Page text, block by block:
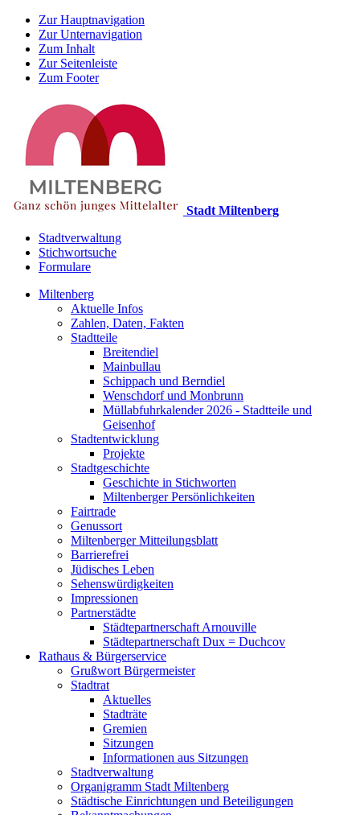
Zur Hauptnavigation
Zur Unternavigation
Zum Inhalt
Zur Seitenleiste
Zum Footer
Stadt Miltenberg
Stadtverwaltung
Stichwortsuche
Formulare
Miltenberg
Aktuelle Infos
Zahlen, Daten, Fakten
Stadtteile
Breitendiel
Mainbullau
Schippach und Berndiel
Wenschdorf und Monbrunn
Müllabfuhrkalender 2026 - Stadtteile und
Geisenhof
Stadtentwicklung
Projekte
Stadtgeschichte
Geschichte in Stichworten
Miltenberger Persönlichkeiten
Fairtrade
Genussort
Miltenberger Mitteilungsblatt
Barrierefrei
Jüdisches Leben
Sehenswürdigkeiten
Impressionen
Partnerstädte
Städtepartnerschaft Arnouville
Städtepartnerschaft Dux = Duchcov
Rathaus & Bürgerservice
Grußwort Bürgermeister
Stadtrat
Aktuelles
Stadträte
Gremien
Sitzungen
Informationen aus Sitzungen
Stadtverwaltung
Organigramm Stadt Miltenberg
Städtische Einrichtungen und Beteiligungen